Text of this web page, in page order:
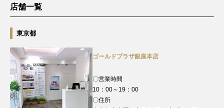
店舗一覧
東京都
ゴールドプラザ銀座本店
〇営業時間
10：00～19：00
〇住所